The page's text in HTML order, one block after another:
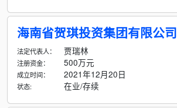
海南省贺琪投资集团有限公司
法定代表人： 贾瑞林
注册资金： 500万元
成立时间： 2021年12月20日
状态: 在业/存续